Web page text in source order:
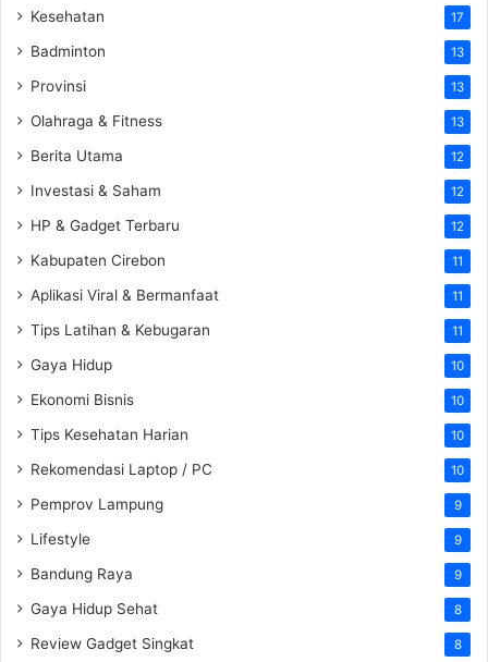
Kesehatan 17
Badminton 13
Provinsi 13
Olahraga & Fitness 13
Berita Utama 12
Investasi & Saham 12
HP & Gadget Terbaru 12
Kabupaten Cirebon 11
Aplikasi Viral & Bermanfaat 11
Tips Latihan & Kebugaran 11
Gaya Hidup 10
Ekonomi Bisnis 10
Tips Kesehatan Harian 10
Rekomendasi Laptop / PC 10
Pemprov Lampung 9
Lifestyle 9
Bandung Raya 9
Gaya Hidup Sehat 8
Review Gadget Singkat 8